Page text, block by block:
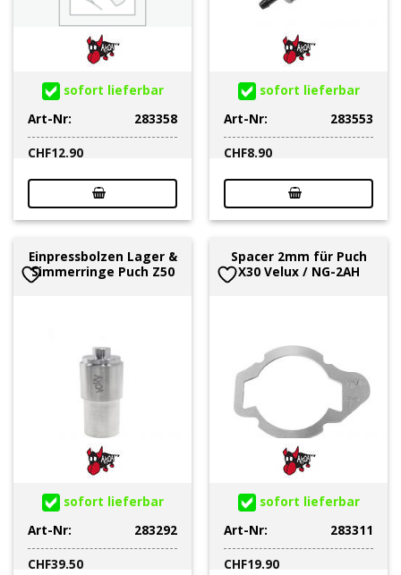
sofort lieferbar
Art-Nr:
283358
CHF12.90
sofort lieferbar
Art-Nr:
283553
CHF8.90
Einpressbolzen Lager &
Simmerringe Puch Z50
sofort lieferbar
Art-Nr:
283292
CHF39.50
Spacer 2mm für Puch
X30 Velux / NG-2AH
sofort lieferbar
Art-Nr:
283311
CHF19.90